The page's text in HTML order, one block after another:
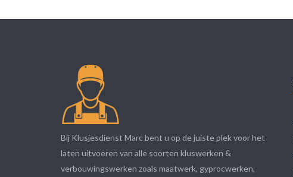
Bij Klusjesdienst Marc bent u op de juiste plek voor het
laten uitvoeren van alle soorten kluswerken &
verbouwingswerken zoals maatwerk, gyprocwerken,